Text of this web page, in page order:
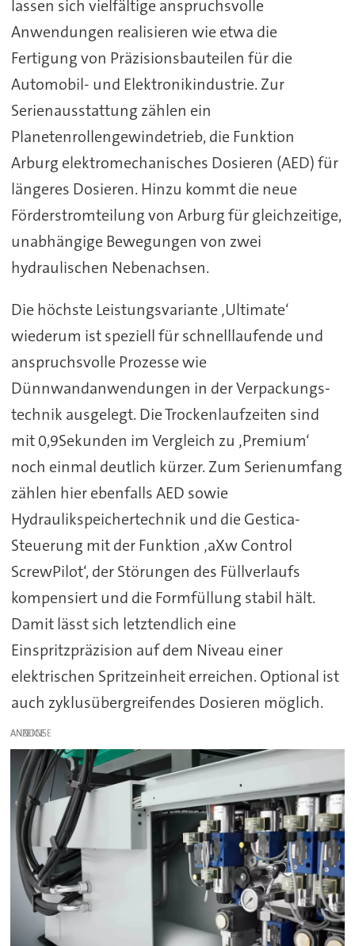
lassen sich vielfältige anspruchsvolle
Anwendungen realisieren wie etwa die
Fertigung von Präzisionsbauteilen für die
Automobil- und Elektronikindustrie. Zur
Serienausstattung zählen ein
Planetenrollengewindetrieb, die Funktion
Arburg elektromechanisches Dosieren (AED) für
längeres Dosieren. Hinzu kommt die neue
Förderstromteilung von Arburg für gleichzeitige,
unabhängige Bewegungen von zwei
hydraulischen Nebenachsen.
Die höchste Leistungsvariante ‚Ultimate‘
wiederum ist speziell für schnelllaufende und
anspruchsvolle Prozesse wie
Dünnwandanwendungen in der Verpackungs-
technik ausgelegt. Die Trockenlaufzeiten sind
mit 0,9Sekunden im Vergleich zu ‚Premium‘
noch einmal deutlich kürzer. Zum Serienumfang
zählen hier ebenfalls AED sowie
Hydraulikspeichertechnik und die Gestica-
Steuerung mit der Funktion ‚aXw Control
ScrewPilot‘, der Störungen des Füllverlaufs
kompensiert und die Formfüllung stabil hält.
Damit lässt sich letztendlich eine
Einspritzpräzision auf dem Niveau einer
elektrischen Spritzeinheit erreichen. Optional ist
auch zyklusübergreifendes Dosieren möglich.
ANZEIGE